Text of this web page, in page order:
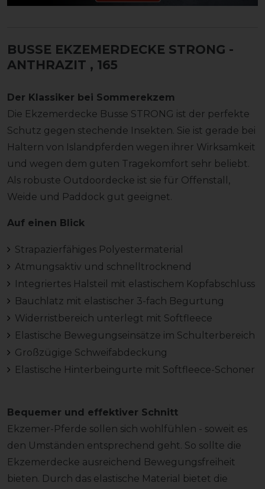
BUSSE EKZEMERDECKE STRONG -
ANTHRAZIT , 165
Der Klassiker bei Sommerekzem
Die Ekzemerdecke Busse STRONG ist der perfekte
Schutz gegen stechende Insekten. Sie ist gerade bei
Haltern von Islandpferden wegen ihrer Wirksamkeit
und wegen dem guten Tragekomfort sehr beliebt.
Als robuste Outdoordecke ist sie für Offenstall,
Weide und Paddock gut geeignet.
Auf einen Blick
Strapazierfähiges Polyestermaterial
Atmungsaktiv und schnelltrocknend
Integriertes Halsteil mit elastischem Kopfabschluss
Bauchlatz mit elastischer 3-fach Begurtung
Widerristbereich unterlegt mit Softfleece
Elastische Bewegungseinsätze im Schulterbereich
Großzügige Schweifabdeckung
Elastische Hinterbeingurte mit Softfleece-Schoner
Bequemer und effektiver Schnitt
Ekzemer-Pferde sollen sich wohlfühlen - soweit es
den Umständen entsprechend geht. So sollte die
Ekzemerdecke ausreichend Bewegungsfreiheit
bieten. Durch das elastische Material bietet die